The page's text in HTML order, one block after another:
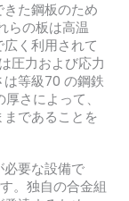
た鋼板のため
らの板は高温
く利用されて
圧力および応力
等級70 の鋼鉄
さによって、
であることを
要な設備で
。独自の合金組